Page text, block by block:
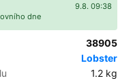
9.8. 09:38
dne
38905
Lobster
1.2 kg